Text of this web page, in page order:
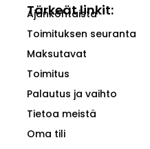
Tärkeät linkit:
Ajankohtaista
Toimituksen seuranta
Maksutavat
Toimitus
Palautus ja vaihto
Tietoa meistä
Oma tili